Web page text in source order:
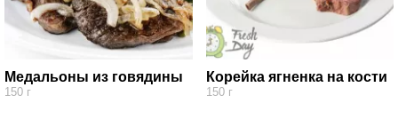
Медальоны из говядины
150 г
Корейка ягненка на кости
150 г